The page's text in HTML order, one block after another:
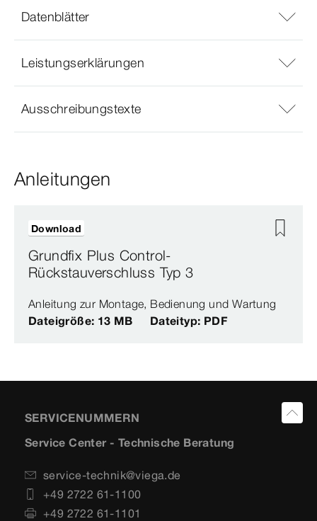
Datenblätter
Leistungserklärungen
Ausschreibungstexte
Anleitungen
Grundfix Plus Control-
Rückstauverschluss Typ 3
Anleitung zur Montage, Bedienung und Wartung
Dateigröße: 13 MB
Dateityp: PDF
Download
SERVICENUMMERN
Service Center - Technische Beratung
service-technik@viega.de
+49 2722 61-1100
+49 2722 61-1101